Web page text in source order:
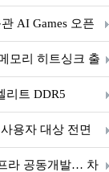
AI Games 오픈
모리 히트싱크 출
리트 DDR5
용자 대상 전면
라 공동개발… 차